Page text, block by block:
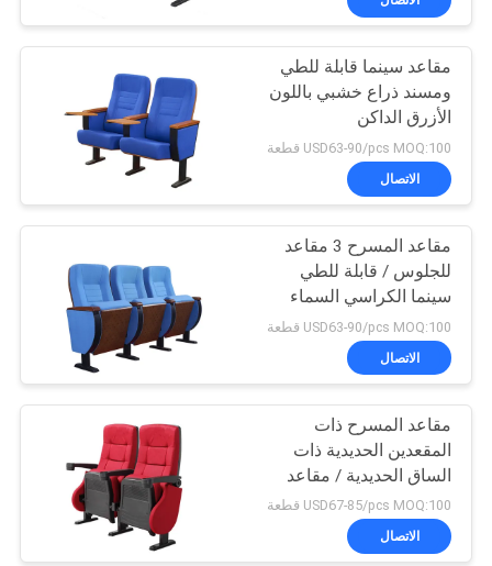
جولة
المعمل
مراقبة
الجودة
اتصل
BLOG
اطلب
اقتباس
مقاعد سينما قابلة للطي
ومسند ذراع خشبي باللون
الأزرق الداكن
USD63-90/pcs MOQ:100 قطعة
الاتصال
مقاعد المسرح 3 مقاعد
للجلوس / قابلة للطي
سينما الكراسي السماء
الزرقاء تتلاشى
USD63-90/pcs MOQ:100 قطعة
الاتصال
مقاعد المسرح ذات
المقعدين الحديدية ذات
الساق الحديدية / مقاعد
المسرح العام المقاومة
للبقع
USD67-85/pcs MOQ:100 قطعة
الاتصال